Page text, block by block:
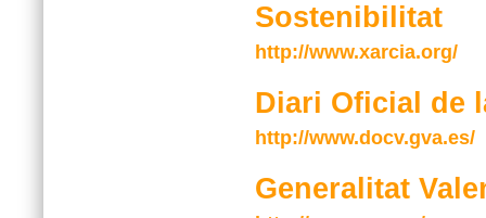
Sostenibilitat
http://www.xarcia.org/
Diari Oficial de
http://www.docv.gva.es/
Generalitat